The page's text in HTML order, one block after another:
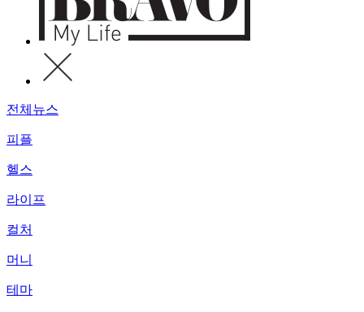
전체뉴스
피플
헬스
라이프
컬처
머니
테마